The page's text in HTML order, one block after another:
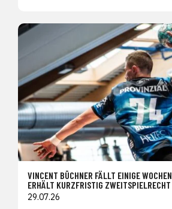
VINCENT BÜCHNER FÄLLT EINIGE
ERHÄLT KURZFRISTIG ZWEITSPIELRECHT
29.07.26